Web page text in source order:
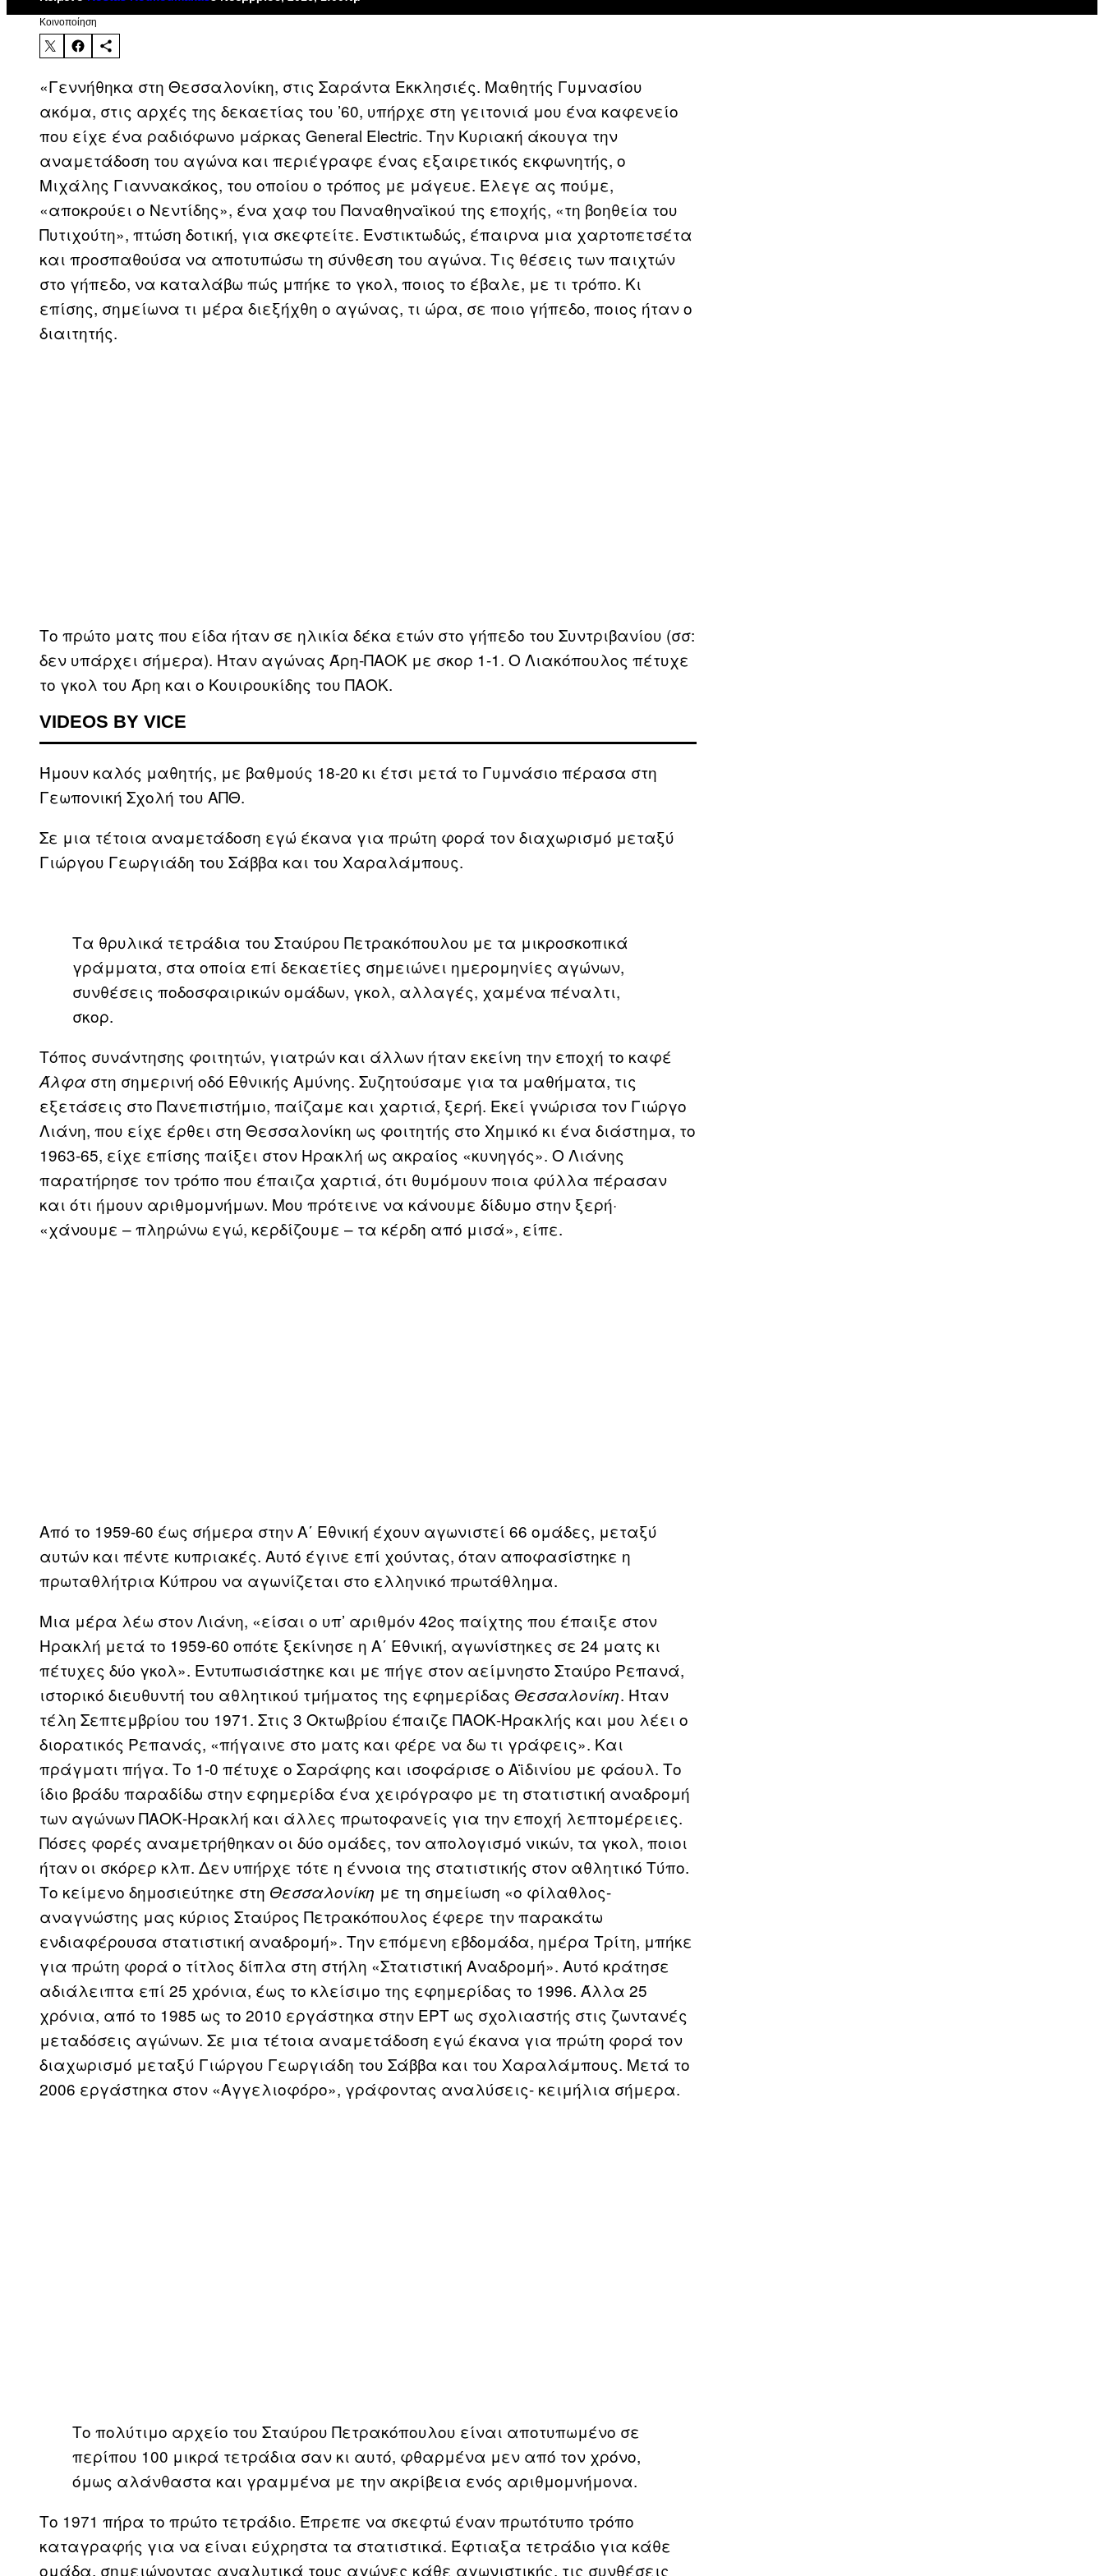
Kοινοποίηση
«Γεννήθηκα στη Θεσσαλονίκη, στις Σαράντα Εκκλησιές. Μαθητής Γυμνασίου
ακόμα, στις αρχές της δεκαετίας του ’60, υπήρχε στη γειτονιά μου ένα καφενείο
που είχε ένα ραδιόφωνο μάρκας General Electric. Την Κυριακή άκουγα την
αναμετάδοση του αγώνα και περιέγραφε ένας εξαιρετικός εκφωνητής, ο
Μιχάλης Γιαννακάκος, του οποίου ο τρόπος με μάγευε. Έλεγε ας πούμε,
«αποκρούει ο Νεντίδης», ένα χαφ του Παναθηναϊκού της εποχής, «τη βοηθεία του
Πυτιχούτη», πτώση δοτική, για σκεφτείτε. Ενστικτωδώς, έπαιρνα μια χαρτοπετσέτα
και προσπαθούσα να αποτυπώσω τη σύνθεση του αγώνα. Τις θέσεις των παιχτών
στο γήπεδο, να καταλάβω πώς μπήκε το γκολ, ποιος το έβαλε, με τι τρόπο. Κι
επίσης, σημείωνα τι μέρα διεξήχθη ο αγώνας, τι ώρα, σε ποιο γήπεδο, ποιος ήταν ο
διαιτητής.
Το πρώτο ματς που είδα ήταν σε ηλικία δέκα ετών στο γήπεδο του Συντριβανίου (σσ:
δεν υπάρχει σήμερα). Ήταν αγώνας Άρη-ΠΑΟΚ με σκορ 1-1. Ο Λιακόπουλος πέτυχε
το γκολ του Άρη και ο Κουιρουκίδης του ΠΑΟΚ.
VIDEOS BY VICE
Ήμουν καλός μαθητής, με βαθμούς 18-20 κι έτσι μετά το Γυμνάσιο πέρασα στη
Γεωπονική Σχολή του ΑΠΘ.
Σε μια τέτοια αναμετάδοση εγώ έκανα για πρώτη φορά τον διαχωρισμό μεταξύ
Γιώργου Γεωργιάδη του Σάββα και του Χαραλάμπους.
Τα θρυλικά τετράδια του Σταύρου Πετρακόπουλου με τα μικροσκοπικά
γράμματα, στα οποία επί δεκαετίες σημειώνει ημερομηνίες αγώνων,
συνθέσεις ποδοσφαιρικών ομάδων, γκολ, αλλαγές, χαμένα πέναλτι,
σκορ.
Τόπος συνάντησης φοιτητών, γιατρών και άλλων ήταν εκείνη την εποχή το καφέ
Άλφα στη σημερινή οδό Εθνικής Αμύνης. Συζητούσαμε για τα μαθήματα, τις
εξετάσεις στο Πανεπιστήμιο, παίζαμε και χαρτιά, ξερή. Εκεί γνώρισα τον Γιώργο
Λιάνη, που είχε έρθει στη Θεσσαλονίκη ως φοιτητής στο Χημικό κι ένα διάστημα, το
1963-65, είχε επίσης παίξει στον Ηρακλή ως ακραίος «κυνηγός». Ο Λιάνης
παρατήρησε τον τρόπο που έπαιζα χαρτιά, ότι θυμόμουν ποια φύλλα πέρασαν
και ότι ήμουν αριθμομνήμων. Μου πρότεινε να κάνουμε δίδυμο στην ξερή·
«χάνουμε – πληρώνω εγώ, κερδίζουμε – τα κέρδη από μισά», είπε.
Από το 1959-60 έως σήμερα στην Α΄ Εθνική έχουν αγωνιστεί 66 ομάδες, μεταξύ
αυτών και πέντε κυπριακές. Αυτό έγινε επί χούντας, όταν αποφασίστηκε η
πρωταθλήτρια Κύπρου να αγωνίζεται στο ελληνικό πρωτάθλημα.
Μια μέρα λέω στον Λιάνη, «είσαι ο υπ’ αριθμόν 42ος παίχτης που έπαιξε στον
Ηρακλή μετά το 1959-60 οπότε ξεκίνησε η Α΄ Εθνική, αγωνίστηκες σε 24 ματς κι
πέτυχες δύο γκολ». Εντυπωσιάστηκε και με πήγε στον αείμνηστο Σταύρο Ρεπανά,
ιστορικό διευθυντή του αθλητικού τμήματος της εφημερίδας Θεσσαλονίκη. Ήταν
τέλη Σεπτεμβρίου του 1971. Στις 3 Οκτωβρίου έπαιζε ΠΑΟΚ-Ηρακλής και μου λέει ο
διορατικός Ρεπανάς, «πήγαινε στο ματς και φέρε να δω τι γράφεις». Και
πράγματι πήγα. Το 1-0 πέτυχε ο Σαράφης και ισοφάρισε ο Αϊδινίου με φάουλ. Το
ίδιο βράδυ παραδίδω στην εφημερίδα ένα χειρόγραφο με τη στατιστική αναδρομή
των αγώνων ΠΑΟΚ-Ηρακλή και άλλες πρωτοφανείς για την εποχή λεπτομέρειες.
Πόσες φορές αναμετρήθηκαν οι δύο ομάδες, τον απολογισμό νικών, τα γκολ, ποιοι
ήταν οι σκόρερ κλπ. Δεν υπήρχε τότε η έννοια της στατιστικής στον αθλητικό Τύπο.
Το κείμενο δημοσιεύτηκε στη Θεσσαλονίκη με τη σημείωση «ο φίλαθλος-
αναγνώστης μας κύριος Σταύρος Πετρακόπουλος έφερε την παρακάτω
ενδιαφέρουσα στατιστική αναδρομή». Την επόμενη εβδομάδα, ημέρα Τρίτη, μπήκε
για πρώτη φορά ο τίτλος δίπλα στη στήλη «Στατιστική Αναδρομή». Αυτό κράτησε
αδιάλειπτα επί 25 χρόνια, έως το κλείσιμο της εφημερίδας το 1996. Άλλα 25
χρόνια, από το 1985 ως το 2010 εργάστηκα στην ΕΡΤ ως σχολιαστής στις ζωντανές
μεταδόσεις αγώνων. Σε μια τέτοια αναμετάδοση εγώ έκανα για πρώτη φορά τον
διαχωρισμό μεταξύ Γιώργου Γεωργιάδη του Σάββα και του Χαραλάμπους. Μετά το
2006 εργάστηκα στον «Αγγελιοφόρο», γράφοντας αναλύσεις- κειμήλια σήμερα.
Το πολύτιμο αρχείο του Σταύρου Πετρακόπουλου είναι αποτυπωμένο σε
περίπου 100 μικρά τετράδια σαν κι αυτό, φθαρμένα μεν από τον χρόνο,
όμως αλάνθαστα και γραμμένα με την ακρίβεια ενός αριθμομνήμονα.
Το 1971 πήρα το πρώτο τετράδιο. Έπρεπε να σκεφτώ έναν πρωτότυπο τρόπο
καταγραφής για να είναι εύχρηστα τα στατιστικά. Έφτιαξα τετράδιο για κάθε
ομάδα, σημειώνοντας αναλυτικά τους αγώνες κάθε αγωνιστικής, τις συνθέσεις